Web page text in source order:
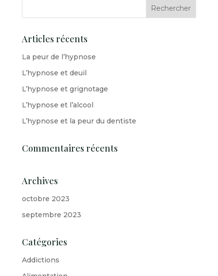
Articles récents
La peur de l’hypnose
L’hypnose et deuil
L’hypnose et grignotage
L’hypnose et l’alcool
L’hypnose et la peur du dentiste
Commentaires récents
Archives
octobre 2023
septembre 2023
Catégories
Addictions